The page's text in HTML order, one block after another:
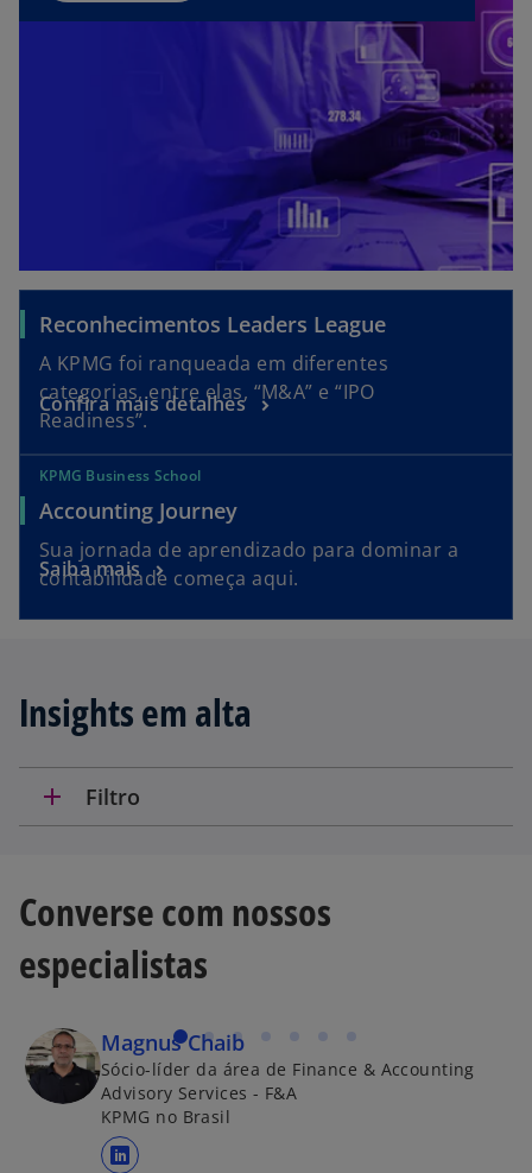
Reconhecimentos Leaders League
A KPMG foi ranqueada em diferentes
categorias, entre elas, “M&A” e “IPO
Readiness”.
Confira mais detalhes
KPMG Business School
Accounting Journeya
r
e
e
m
n
v
u
Sua jornada de aprendizado para dominar a
contabilidade começa aqui.
Saiba mais
a
r
m
m
a
n
a
u
Insights em alta
add Filtro
Converse com nossos
especialistas
Magnus Chaib
Sócio-líder da área de Finance & Accounting
Advisory Services - F&A
KPMG no Brasil
abre em uma nova guia